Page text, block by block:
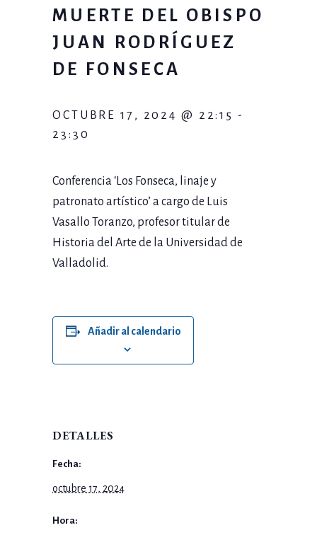
MUERTE DEL OBISPO
JUAN RODRÍGUEZ
DE FONSECA
OCTUBRE 17, 2024 @ 22:15
-
23:30
Conferencia ‘Los Fonseca, linaje y
patronato artístico’ a cargo de Luis
Vasallo Toranzo, profesor titular de
Historia del Arte de la Universidad de
Valladolid.
Añadir al calendario
DETALLES
Fecha:
octubre 17, 2024
Hora: